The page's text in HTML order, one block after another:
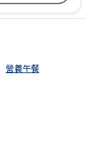
營養午餐